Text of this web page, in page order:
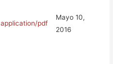
application/pdf
Mayo 10,
2016